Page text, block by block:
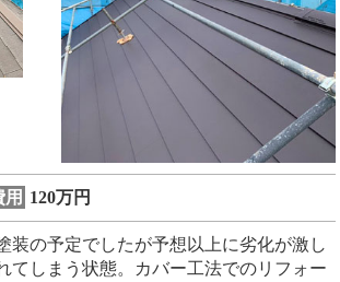
用 120万円
装の予定でしたが予想以上に劣化が激し
てしまう状態。カバー工法でのリフォー